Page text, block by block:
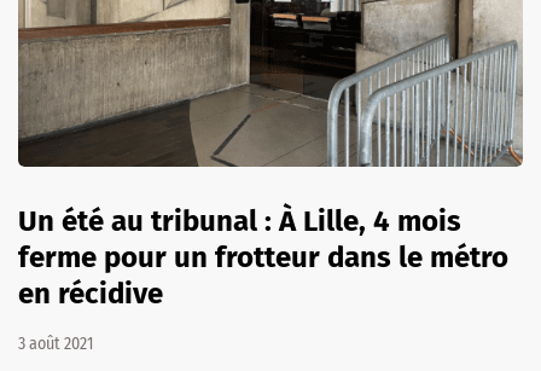
Un été au tribunal : À Lille, 4 mois
ferme pour un frotteur dans le métro
en récidive
3 août 2021